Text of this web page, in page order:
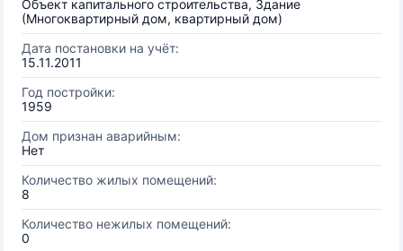
Объект капитального строительства, Здание
(Многоквартирный дом, квартирный дом)
Дата постановки на учёт:
15.11.2011
Год постройки:
1959
Дом признан аварийным:
Нет
Количество жилых помещений:
8
Количество нежилых помещений:
0